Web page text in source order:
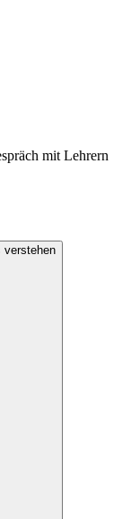
mit Lehrern
verstehen